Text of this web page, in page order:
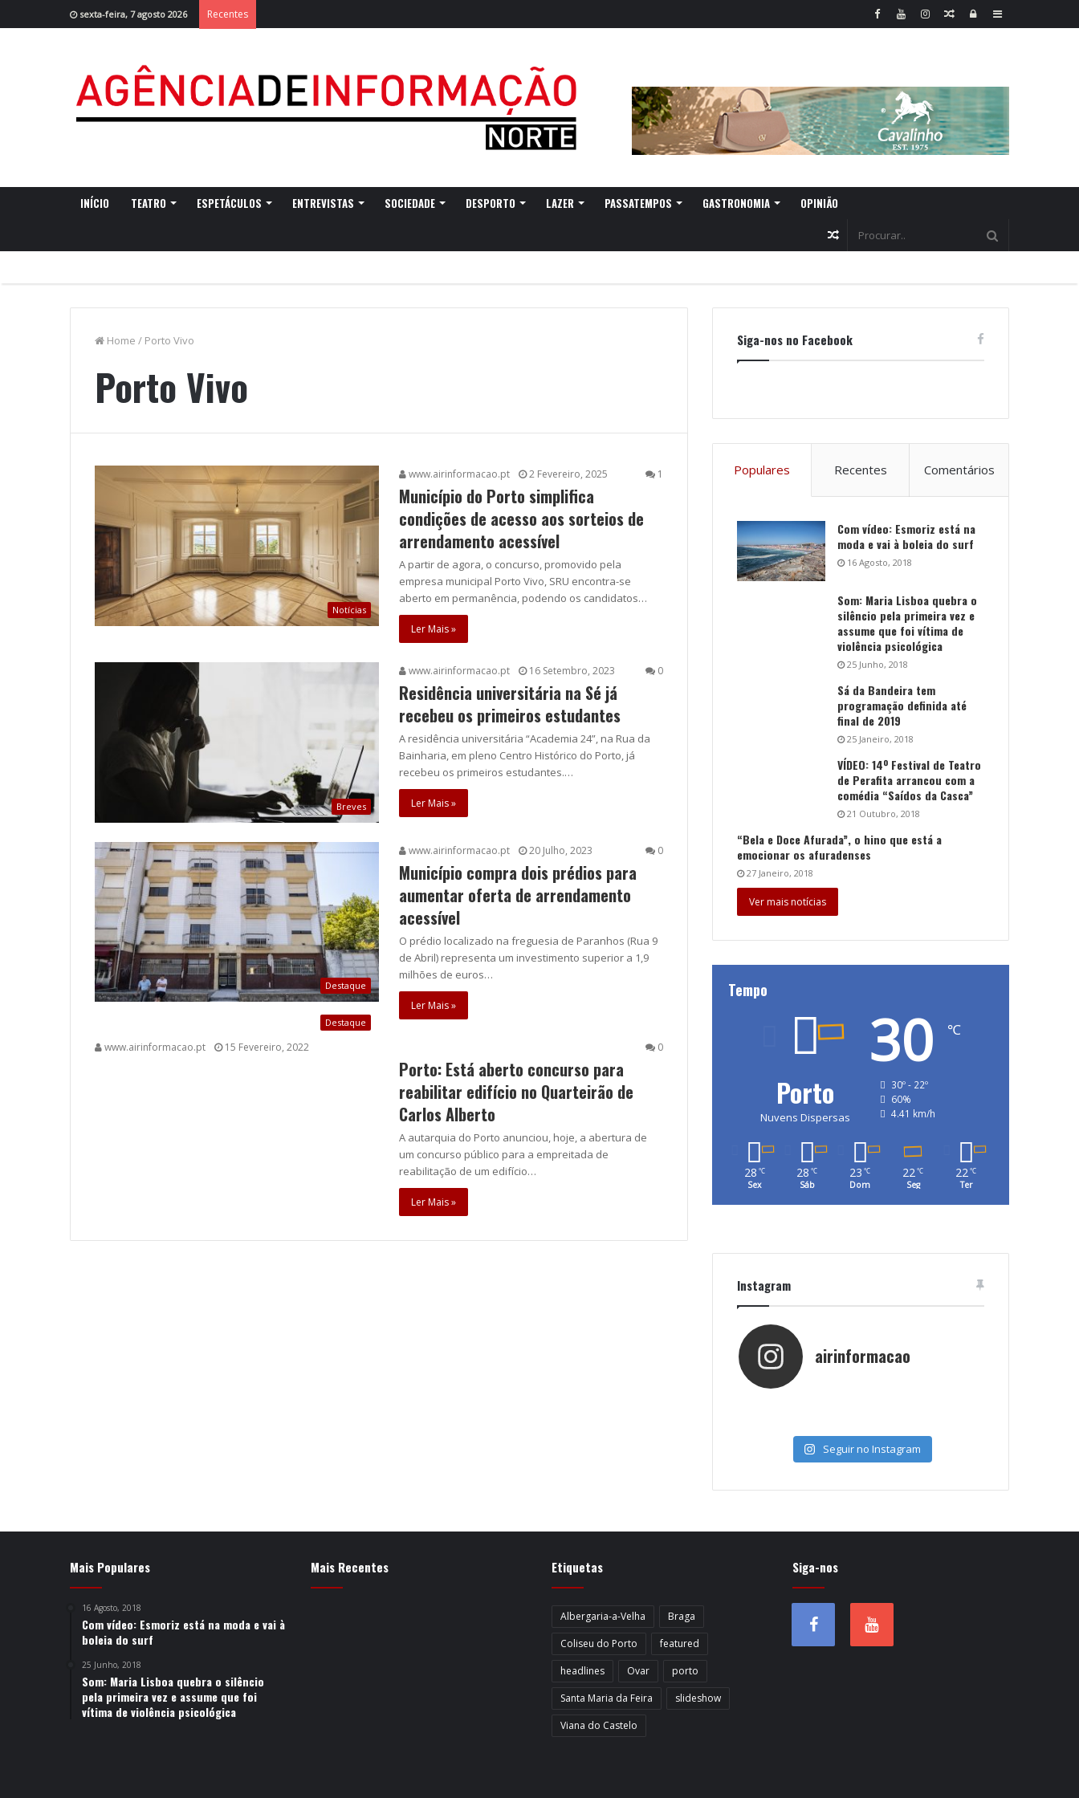
sexta-feira, 7 agosto 2026 Recentes Sidebar
Log
Random
INÍCIO TEATRO ESPETÁCULOS ENTREVISTAS SOCIEDADE DESPORTO LAZER PASSATEMPOS GASTRONOMIA OPINIÃO
Random
Home / Porto Vivo
Porto Vivo
Notícias
www.airinformacao.pt 2 Fevereiro, 2025 1
Município do Porto simplifica
condições de acesso aos sorteios de
arrendamento acessível
A partir de agora, o concurso, promovido pela
empresa municipal Porto Vivo, SRU encontra-se
aberto em permanência, podendo os candidatos…
Ler Mais »
Breves
www.airinformacao.pt 16 Setembro, 2023 0
Residência universitária na Sé já
recebeu os primeiros estudantes
A residência universitária “Academia 24”, na Rua da
Bainharia, em pleno Centro Histórico do Porto, já
recebeu os primeiros estudantes.…
Ler Mais »
Destaque
www.airinformacao.pt 20 Julho, 2023 0
Município compra dois prédios para
aumentar oferta de arrendamento
acessível
O prédio localizado na freguesia de Paranhos (Rua 9
de Abril) representa um investimento superior a 1,9
milhões de euros…
Ler Mais »
Destaque
www.airinformacao.pt 15 Fevereiro, 2022 0
Porto: Está aberto concurso para
reabilitar edifício no Quarteirão de
Carlos Alberto
A autarquia do Porto anunciou, hoje, a abertura de
um concurso público para a empreitada de
reabilitação de um edifício…
Ler Mais »
Siga-nos no Facebook
Populares Recentes Comentários
Com vídeo: Esmoriz está na
moda e vai à boleia do surf
16 Agosto, 2018
Som: Maria Lisboa quebra o
silêncio pela primeira vez e
assume que foi vítima de
violência psicológica
25 Junho, 2018
Sá da Bandeira tem
programação definida até
final de 2019
25 Janeiro, 2018
VÍDEO: 14º Festival de Teatro
de Perafita arrancou com a
comédia “Saídos da Casca”
21 Outubro, 2018
“Bela e Doce Afurada”, o hino que está a
emocionar os afuradenses
27 Janeiro, 2018
Ver mais notícias
Tempo
Porto
Nuvens Dispersas
30 ℃
30º - 22º
60%
4.41 km/h
28 ℃
Sex
28 ℃
Sáb
23 ℃
Dom
22℃
Seg
22℃
Ter
Instagram
airinformacao
Seguir no Instagram
Mais Populares
16 Agosto, 2018
Com vídeo: Esmoriz está na moda e vai à
boleia do surf
25 Junho, 2018
Som: Maria Lisboa quebra o silêncio
pela primeira vez e assume que foi
vítima de violência psicológica
Mais Recentes Etiquetas
Albergaria-a-Velha
Braga
Coliseu do Porto
featured
headlines
Ovar
porto
Santa Maria da Feira
slideshow
Viana do Castelo
Siga-nos